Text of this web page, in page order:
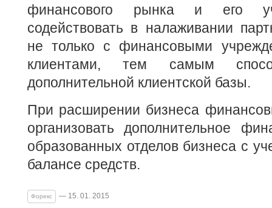
финансового рынка и его
содействовать в налаживании
не только с финансовыми
клиентами, тем самым
дополнительной клиентской базы.
При расширении бизнеса
организовать дополнительное
образованных отделов бизнеса с
балансе средств.
Форекс — 15. 01. 2015